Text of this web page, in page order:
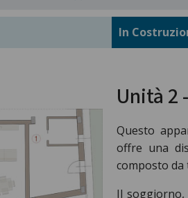
In
Unità 2
Questo
offre una
composto da
Il soggiorno,